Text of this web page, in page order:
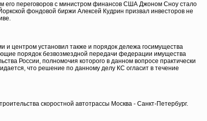
его переговоров с министром финансов США Джоном Сноу стало
фондовой биржи Алексей Кудрин призвал инвесторов не
и центром установил также и порядок дележа госимущества
порядок безвозмездной передачи федерации имущества
России, полномочия которого в данном вопросе практически
что решение по данному делу КС огласит в течение
скоростной автотрассы Москва - Санкт-Петербург.